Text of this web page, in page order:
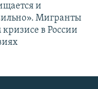
и
Мигранты
в России